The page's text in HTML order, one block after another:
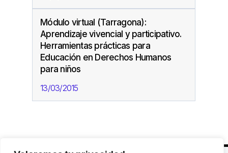
Módulo virtual (Tarragona):
Aprendizaje vivencial y participativo.
Herramientas prácticas para
Educación en Derechos Humanos
para niños
13/03/2015